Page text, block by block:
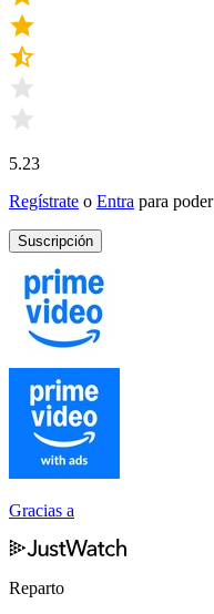
5.23
Regístrate o Entra para
Suscripción
Gracias a
Reparto